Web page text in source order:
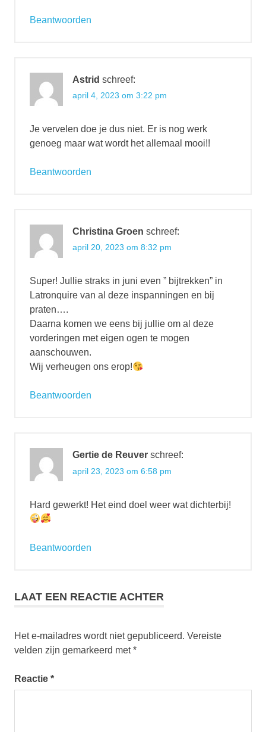
Beantwoorden
Astrid schreef:
april 4, 2023 om 3:22 pm
Je vervelen doe je dus niet. Er is nog werk
genoeg maar wat wordt het allemaal mooi!!
Beantwoorden
Christina Groen schreef:
april 20, 2023 om 8:32 pm
Super! Jullie straks in juni even ” bijtrekken” in
Latronquire van al deze inspanningen en bij
praten….
Daarna komen we eens bij jullie om al deze
vorderingen met eigen ogen te mogen
aanschouwen.
Wij verheugen ons erop!
Beantwoorden
Gertie de Reuver schreef:
april 23, 2023 om 6:58 pm
Hard gewerkt! Het eind doel weer wat dichterbij!
Beantwoorden
LAAT EEN REACTIE ACHTER
Het e-mailadres wordt niet gepubliceerd. Vereiste
velden zijn gemarkeerd met*
Reactie *